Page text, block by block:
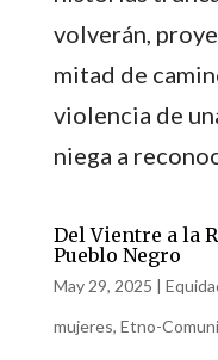
volverán,
mitad de
violencia de
niega a
Del Vientre a la
Pueblo Negro
May 29, 2025 |
mujeres, Etno-